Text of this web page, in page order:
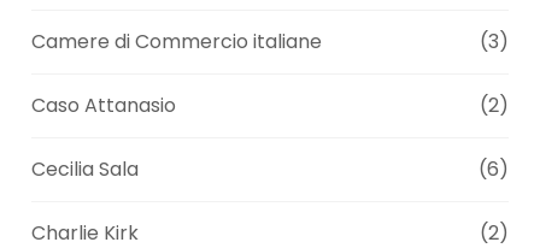
Camere di Commercio italiane (3)
Caso Attanasio (2)
Cecilia Sala (6)
Charlie Kirk (2)